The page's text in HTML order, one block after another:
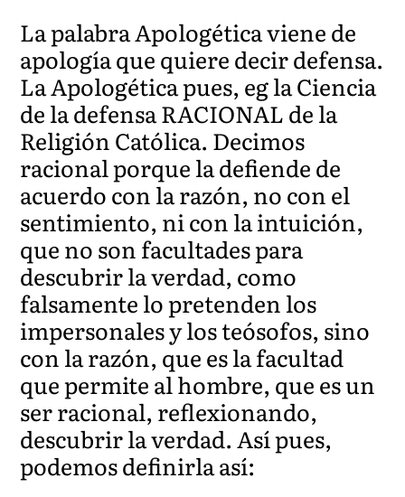
La palabra Apologética viene de
apología que quiere decir defensa.
La Apologética pues, eg la Ciencia
de la defensa RACIONAL de la
Religión Católica. Decimos
racional porque la defiende de
acuerdo con la razón, no con el
sentimiento, ni con la intuición,
que no son facultades para
descubrir la verdad, como
falsamente lo pretenden los
impersonales y los teósofos, sino
con la razón, que es la facultad
que permite al hombre, que es un
ser racional, reflexionando,
descubrir la verdad. Así pues,
podemos definirla así: